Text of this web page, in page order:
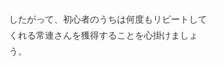
したがって、初心者のうちは何度もリピートして
くれる常連さんを獲得することを心掛けましょ
う。